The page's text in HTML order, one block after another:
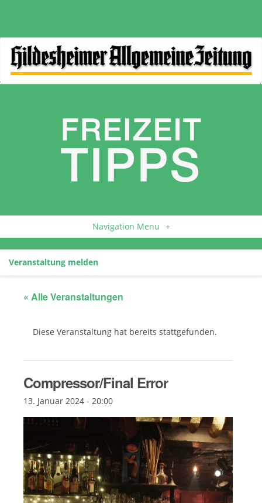
Navigation Menu +
Veranstaltung melden
« Alle Veranstaltungen
Diese Veranstaltung hat bereits stattgefunden.
Compressor/Final Error
13. Januar 2024 - 20:00